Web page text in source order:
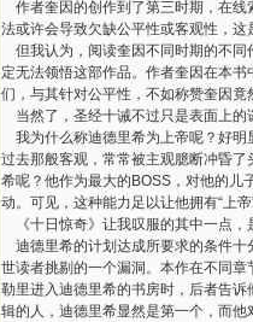
作者奎因的创作到了第三时期，在
法或许会导致欠缺公平性或客观性，这
但我认为，阅读奎因不同时期的不
定无法领悟这部作品。作者奎因在本
们，与其针对公平性，不如称赞奎因竟
当然了，圣经十诫不过只是表面上
我为什么称迪德里希为上帝呢？好
过去那般客观，常常被主观臆断冲昏
希呢？他作为最大的 BOSS ，对他的儿
动。可见，这种能力足以让他拥有“上帝
《十日惊奇》让我叹服的其中一点
迪德里希的计划达成所要求的条件
世读者挑剔的一个漏洞。本作在不同
勒里进入迪德里希的书房时，后者告
辑的人，迪德里希显然是第一个，而